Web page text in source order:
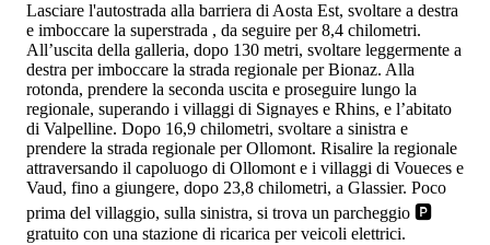
Lasciare l'autostrada alla barriera di Aosta Est, svoltare a destra
e imboccare la superstrada , da seguire per 8,4 chilometri.
All’uscita della galleria, dopo 130 metri, svoltare leggermente a
destra per imboccare la strada regionale per Bionaz. Alla
rotonda, prendere la seconda uscita e proseguire lungo la
regionale, superando i villaggi di Signayes e Rhins, e l’abitato
di Valpelline. Dopo 16,9 chilometri, svoltare a sinistra e
prendere la strada regionale per Ollomont. Risalire la regionale
attraversando il capoluogo di Ollomont e i villaggi di Voueces e
Vaud, fino a giungere, dopo 23,8 chilometri, a Glassier. Poco
prima del villaggio, sulla sinistra, si trova un parcheggio 🅿️
gratuito con una stazione di ricarica per veicoli elettrici.